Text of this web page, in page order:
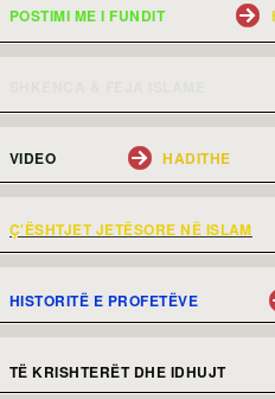
POSTIMI ME I FUNDIT
VIDEO HADITHE
Ç'ËSHTJET JETËSORE NË ISLAM
HISTORITË E PROFETËVE
TË KRISHTERËT DHE IDHUJT